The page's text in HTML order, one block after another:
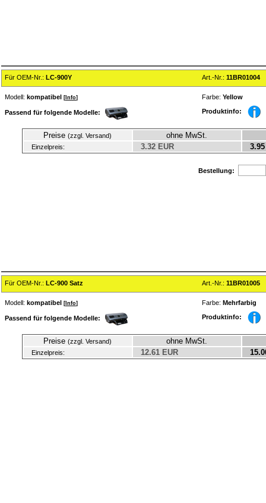
Für OEM-Nr.: LC-900Y Art.-Nr.: 11BR01004
Modell: kompatibel [ Info] Farbe: Yellow
Passend für folgende Modelle: Produktinfo:
Preise (zzgl. Versand) ohne MwSt.
Einzelpreis: 3.32 EUR 3.95
Bestellung:
Für OEM-Nr.: LC-900 Satz Art.-Nr.: 11BR01005
Modell: kompatibel [ Info] Farbe: Mehrfarbig
Passend für folgende Modelle: Produktinfo:
Preise (zzgl. Versand) ohne MwSt.
Einzelpreis: 12.61 EUR